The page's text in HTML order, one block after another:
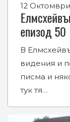
12
епизод 50
В
видения и
писма и
тук тя…